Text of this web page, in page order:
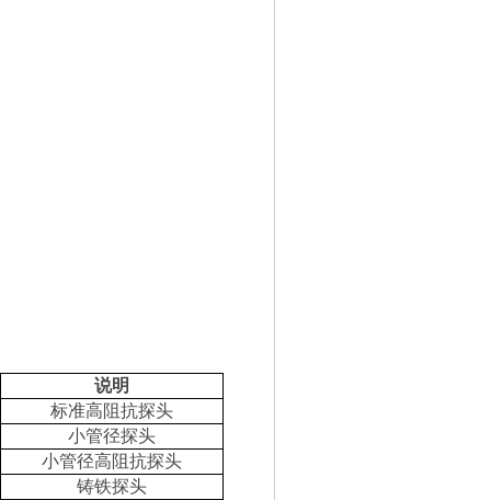
说明
标准高阻抗探头
小管径探头
小管径高阻抗探头
铸铁探头